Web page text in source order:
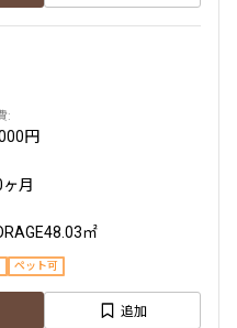
円
月
48.03㎡
ペット可
追加